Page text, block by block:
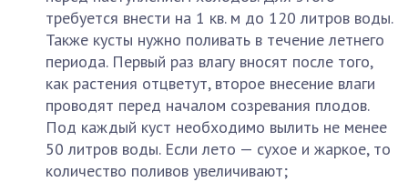
требуется внести на 1 кв. м до 120 литров воды.
Также кусты нужно поливать в течение летнего
периода. Первый раз влагу вносят после того,
как растения отцветут, второе внесение влаги
проводят перед началом созревания плодов.
Под каждый куст необходимо вылить не менее
50 литров воды. Если лето — сухое и жаркое, то
количество поливов увеличивают;